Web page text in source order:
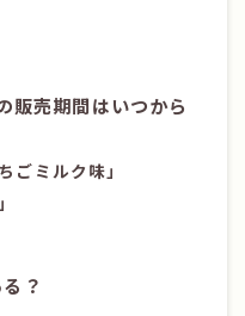
販売期間はいつから
ごミルク味」
？